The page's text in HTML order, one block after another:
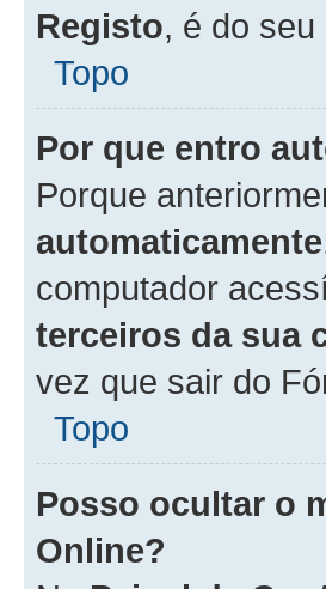
Registo, é do
Topo
Por que entro
Porque
automaticamente
computador
terceiros da sua
vez que sair do
Topo
Posso ocultar o
Online?